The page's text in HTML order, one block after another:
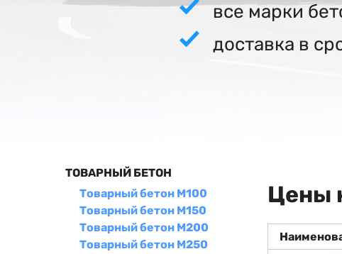
все марки
доставка в
ТОВАРНЫЙ БЕТОН
Товарный бетон М100
Товарный бетон М150
Товарный бетон М200
Товарный бетон М250
Цены